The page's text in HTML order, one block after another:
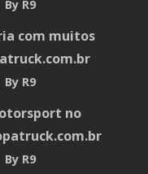
By R9
com muitos
By R9
no
By R9